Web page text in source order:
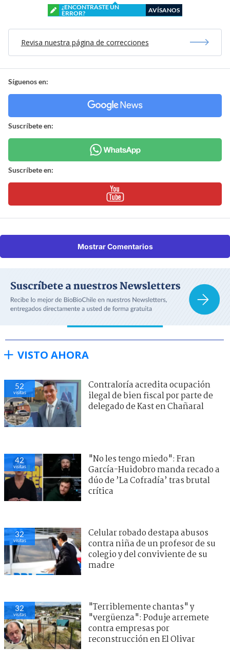
¿ENCONTRASTE UN
ERROR?
AVÍSANOS
Revisa nuestra página de correcciones
Síguenos en:
Suscríbete en:
Suscríbete en:
Mostrar Comentarios
VISTO AHORA
52
visitas
Contraloría acredita ocupación
ilegal de bien fiscal por parte de
delegado de Kast en Chañaral
42
visitas
"No les tengo miedo": Fran
García-Huidobro manda recado a
dúo de ’La Cofradía’ tras brutal
crítica
32
visitas
Celular robado destapa abusos
contra niña de un profesor de su
colegio y del conviviente de su
madre
32
visitas
"Terriblemente chantas" y
"vergüenza": Poduje arremete
contra empresas por
reconstrucción en El Olivar